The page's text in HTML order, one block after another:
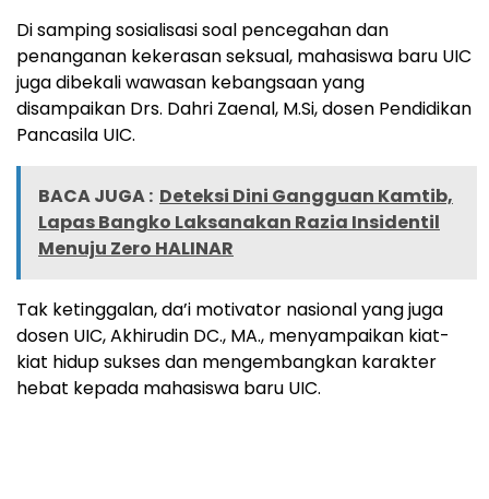
Di samping sosialisasi soal pencegahan dan
penanganan kekerasan seksual, mahasiswa baru UIC
juga dibekali wawasan kebangsaan yang
disampaikan Drs. Dahri Zaenal, M.Si, dosen Pendidikan
Pancasila UIC.
BACA JUGA : Deteksi Dini Gangguan Kamtib,
Lapas Bangko Laksanakan Razia Insidentil
Menuju Zero HALINAR
Tak ketinggalan, da’i motivator nasional yang juga
dosen UIC, Akhirudin DC., MA., menyampaikan kiat-
kiat hidup sukses dan mengembangkan karakter
hebat kepada mahasiswa baru UIC.